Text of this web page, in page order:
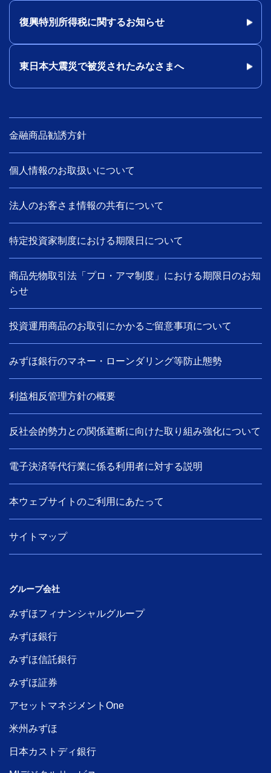
復興特別所得税に関するお知らせ
東日本大震災で被災されたみなさまへ
金融商品勧誘方針
個人情報のお取扱いについて
法人のお客さま情報の共有について
特定投資家制度における期限日について
商品先物取引法「プロ・アマ制度」における期限日のお知
らせ
投資運用商品のお取引にかかるご留意事項について
みずほ銀行のマネー・ローンダリング等防止態勢
利益相反管理方針の概要
反社会的勢力との関係遮断に向けた取り組み強化について
電子決済等代行業に係る利用者に対する説明
本ウェブサイトのご利用にあたって
サイトマップ
グループ会社
みずほフィナンシャルグループ
みずほ銀行
みずほ信託銀行
みずほ証券
アセットマネジメントOne
米州みずほ
日本カストディ銀行